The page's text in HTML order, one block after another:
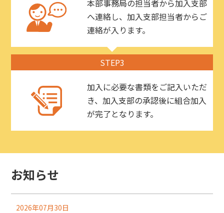
本部事務局の担当者から加入支部
へ連絡し、加入支部担当者からご
連絡が入ります。
STEP3
加入に必要な書類をご記入いただ
き、加入支部の承認後に組合加入
が完了となります。
お知らせ
2026年07月30日